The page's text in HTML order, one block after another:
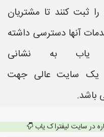
ثبت کنند تا مشتریان
آنها دسترسی داشته
یاب به نشانی
https://www.LiftrakYab.ir یک سایت عالی جهت
باشد.
در سایت لیفتراک یاب